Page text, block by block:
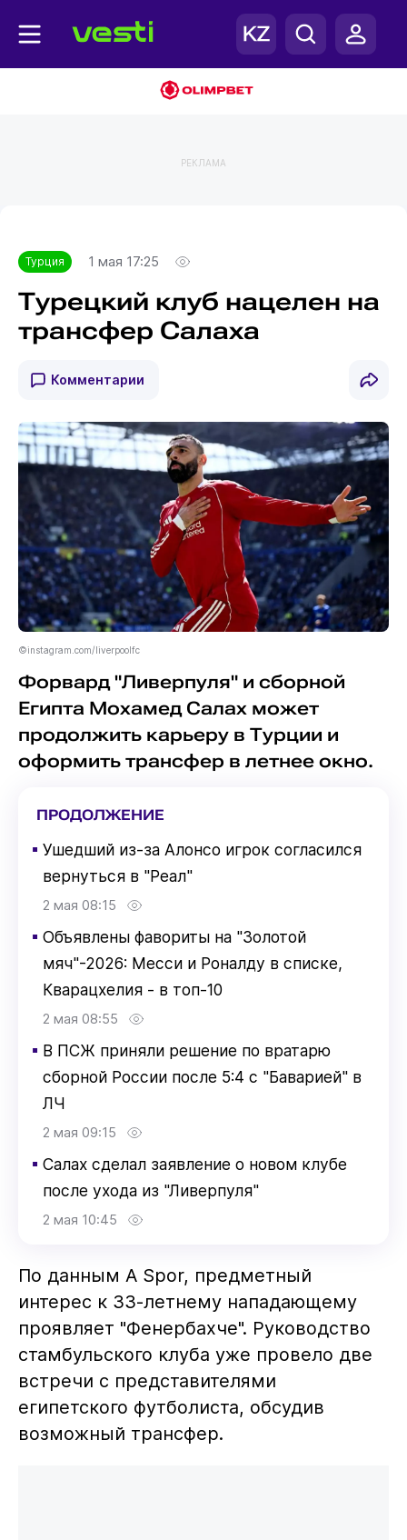
РЕКЛАМА
Турция 1 мая 17:25
Турецкий клуб нацелен на
трансфер Салаха
Комментарии
©instagram.com/liverpoolfc
Форвард "Ливерпуля" и сборной
Египта Мохамед Салах может
продолжить карьеру в Турции и
оформить трансфер в летнее окно.
ПРОДОЛЖЕНИЕ
▪ Ушедший из-за Алонсо игрок согласился
вернуться в "Реал"
2 мая 08:15
▪ Объявлены фавориты на "Золотой
мяч"-2026: Месси и Роналду в списке,
Кварацхелия - в топ-10
2 мая 08:55
▪ В ПСЖ приняли решение по вратарю
сборной России после 5:4 с "Баварией" в
ЛЧ
2 мая 09:15
▪ Салах сделал заявление о новом клубе
после ухода из "Ливерпуля"
2 мая 10:45
По данным A Spor, предметный
интерес к 33-летнему нападающему
проявляет "Фенербахче". Руководство
стамбульского клуба уже провело две
встречи с представителями
египетского футболиста, обсудив
возможный трансфер.